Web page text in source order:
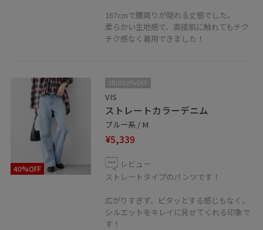
167cmで腰周りが隠れる丈感でした。
柔らかい生地感で、直接肌に触れてもチク
チク感なく着用できました！
40%OFF
2BUY10%OFF
VIS
ストレートカラーデニム
ブルー系 / M
¥5,339
レビュー
ストレートタイプのパンツです！
広がりすぎず、ピタッとする感じもなく、
シルエットをキレイに見せてくれる印象で
す！